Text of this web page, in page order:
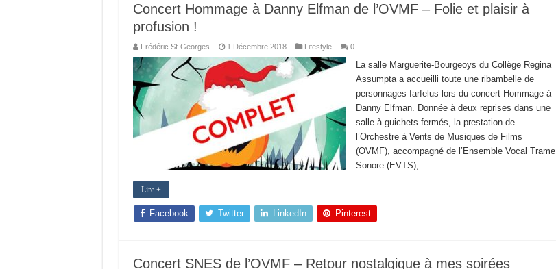
Concert Hommage à Danny Elfman de l’OVMF – Folie et plaisir à
profusion !
Frédéric St-Georges 1 Décembre 2018 Lifestyle 0
La salle Marguerite-Bourgeoys du Collège Regina
Assumpta a accueilli toute une ribambelle de
personnages farfelus lors du concert Hommage à
Danny Elfman. Donnée à deux reprises dans une
salle à guichets fermés, la prestation de
l’Orchestre à Vents de Musiques de Films
(OVMF), accompagné de l’Ensemble Vocal Trame
Sonore (EVTS), …
Lire +
Facebook Twitter LinkedIn Pinterest
Concert SNES de l’OVMF – Retour nostalgique à mes soirées